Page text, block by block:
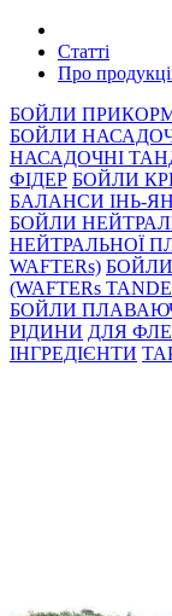
Статті
Про
БОЙЛИ
БОЙЛИ
НАСАДОЧНІ
ФIДЕР БОЙЛИ
БАЛАНСИ ІНЬ-
БОЙЛИ
НЕЙТРАЛЬНОЇ
WAFTERs)
(WAFTERs
БОЙЛИ ПЛАВАЮЧI
РIДИНИ ДЛЯ
ІНГРЕДІЄНТИ